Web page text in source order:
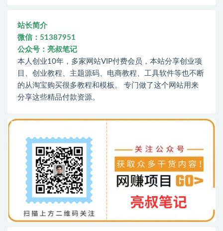
站长简介
微信：51387951
公众号：亮叔笔记
本人创业10年，多家网站VIP付费会员，本站分享创业项
目、创业教程、主题源码、电商教程、工具软件等也不断
的从淘宝购买很多教程和模板。 专门做了这个网站用来
分享这些精品付款资源。